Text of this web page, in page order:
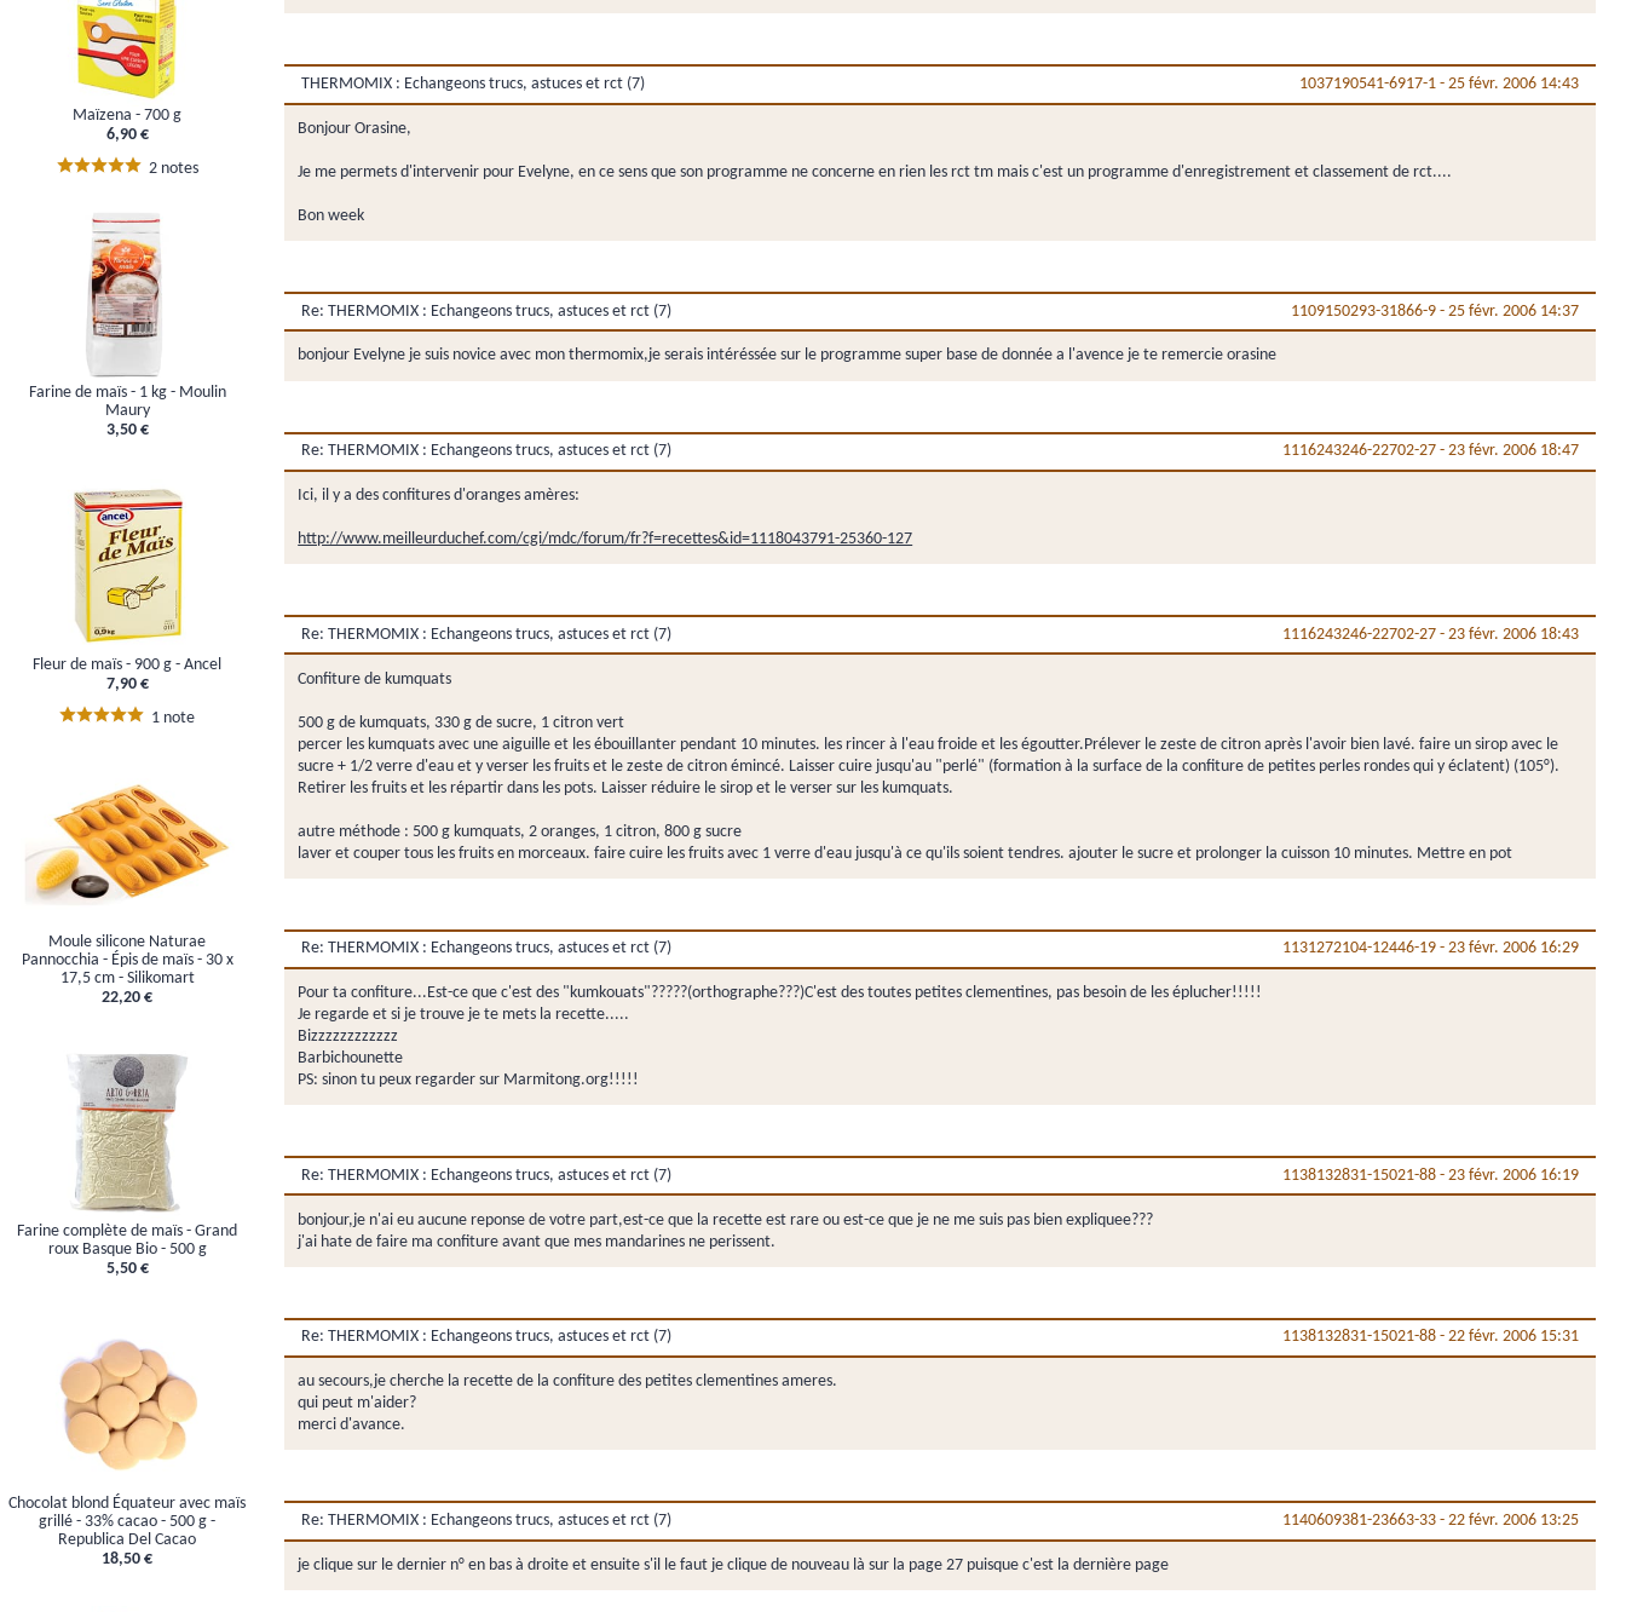
Maïzena - 700 g
6,90 €
2 notes
Farine de maïs - 1 kg - Moulin
Maury
3,50 €
Fleur de maïs - 900 g - Ancel
7,90 €
1 note
Moule silicone Naturae
Pannocchia - Épis de maïs - 30 x
17,5 cm - Silikomart
22,20 €
Farine complète de maïs - Grand
roux Basque Bio - 500 g
5,50 €
Chocolat blond Équateur avec maïs
grillé - 33% cacao - 500 g -
Republica Del Cacao
18,50 €
THERMOMIX : Echangeons trucs, astuces et rct (7) 1037190541-6917-1 - 25 févr. 2006 14:43
Bonjour Orasine,
Je me permets d'intervenir pour Evelyne, en ce sens que son programme ne concerne en rien les rct tm mais c'est un programme d'enregistrement et classement de rct....
Bon week
Re: THERMOMIX : Echangeons trucs, astuces et rct (7) 1109150293-31866-9 - 25 févr. 2006 14:37
bonjour Evelyne je suis novice avec mon thermomix,je serais intéréssée sur le programme super base de donnée a l'avence je te remercie orasine
Re: THERMOMIX : Echangeons trucs, astuces et rct (7) 1116243246-22702-27 - 23 févr. 2006 18:47
Ici, il y a des confitures d'oranges amères:
http://www.meilleurduchef.com/cgi/mdc/forum/fr?f=recettes&id=1118043791-25360-127
Re: THERMOMIX : Echangeons trucs, astuces et rct (7) 1116243246-22702-27 - 23 févr. 2006 18:43
Confiture de kumquats
500 g de kumquats, 330 g de sucre, 1 citron vert
percer les kumquats avec une aiguille et les ébouillanter pendant 10 minutes. les rincer à l'eau froide et les égoutter.Prélever le zeste de citron après l'avoir bien lavé. faire un sirop avec le
sucre + 1/2 verre d'eau et y verser les fruits et le zeste de citron émincé. Laisser cuire jusqu'au "perlé" (formation à la surface de la confiture de petites perles rondes qui y éclatent) (105°).
Retirer les fruits et les répartir dans les pots. Laisser réduire le sirop et le verser sur les kumquats.
autre méthode : 500 g kumquats, 2 oranges, 1 citron, 800 g sucre
laver et couper tous les fruits en morceaux. faire cuire les fruits avec 1 verre d'eau jusqu'à ce qu'ils soient tendres. ajouter le sucre et prolonger la cuisson 10 minutes. Mettre en pot
Re: THERMOMIX : Echangeons trucs, astuces et rct (7) 1131272104-12446-19 - 23 févr. 2006 16:29
Pour ta confiture...Est-ce que c'est des "kumkouats"?????(orthographe???)C'est des toutes petites clementines, pas besoin de les éplucher!!!!!
Je regarde et si je trouve je te mets la recette.....
Bizzzzzzzzzzzz
Barbichounette
PS: sinon tu peux regarder sur Marmitong.org!!!!!
Re: THERMOMIX : Echangeons trucs, astuces et rct (7) 1138132831-15021-88 - 23 févr. 2006 16:19
bonjour,je n'ai eu aucune reponse de votre part,est-ce que la recette est rare ou est-ce que je ne me suis pas bien expliquee???
j'ai hate de faire ma confiture avant que mes mandarines ne perissent.
Re: THERMOMIX : Echangeons trucs, astuces et rct (7) 1138132831-15021-88 - 22 févr. 2006 15:31
au secours,je cherche la recette de la confiture des petites clementines ameres.
qui peut m'aider?
merci d'avance.
Re: THERMOMIX : Echangeons trucs, astuces et rct (7) 1140609381-23663-33 - 22 févr. 2006 13:25
je clique sur le dernier n° en bas à droite et ensuite s'il le faut je clique de nouveau là sur la page 27 puisque c'est la dernière page